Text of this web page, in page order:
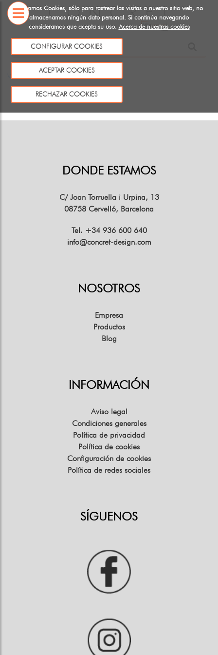
Utilizamos Cookies, sólo para rastrear las visitas a nuestro sitio web, no
almacenamos ningún dato personal. Si continúa navegando
consideramos que acepta su uso. Acerca de nuestras cookies
CONFIGURAR COOKIES
ACEPTAR COOKIES
RECHAZAR COOKIES
SOBRE
Este producto no existe o no está a la venta
Volver
DONDE ESTAMOS
C/ Joan Torruella i Urpina, 13
08758 Cervelló, Barcelona
Tel. +34 936 600 640
info@concret-design.com
NOSOTROS
Empresa
Productos
Blog
INFORMACIÓN
Aviso legal
Condiciones generales
Política de privacidad
Política de cookies
Configuración de cookies
Política de redes sociales
SÍGUENOS